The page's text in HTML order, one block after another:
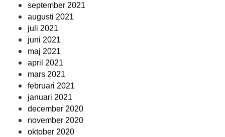
september 2021
augusti 2021
juli 2021
juni 2021
maj 2021
april 2021
mars 2021
februari 2021
januari 2021
december 2020
november 2020
oktober 2020